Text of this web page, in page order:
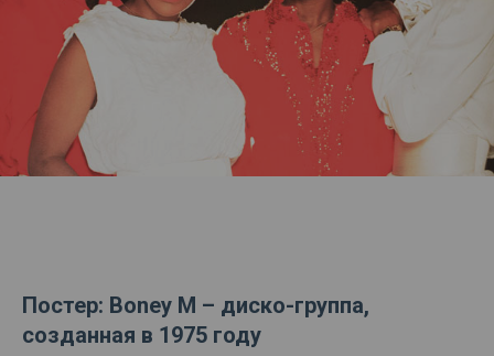
Постер: Boney M – диско-группа,
созданная в 1975 году